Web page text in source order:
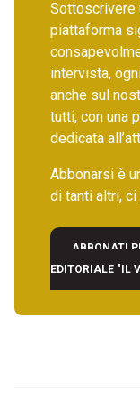
Sottoscrivere
piattaforma
intervista,
anche sul
tutti, con una
dedicata
Abbonarsi è
di tanti altri,
ABBONATI
EDITORIALE "IL